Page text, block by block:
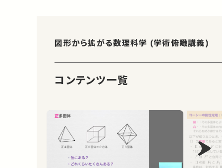
図形から拡がる数理科学 (学術俯瞰講義)
コンテンツ一覧